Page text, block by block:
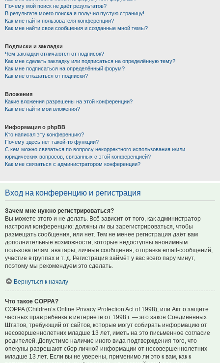
Почему мой поиск не даёт результатов?
В результате моего поиска я получил пустую страницу!
Как мне найти пользователя конференции?
Как мне найти свои сообщения и созданные мной темы?
Подписки и закладки
Чем закладки отличаются от подписок?
Как мне сделать закладку или подписаться на определённую тему?
Как мне подписаться на определённый форум?
Как мне отказаться от подписки?
Вложения
Какие вложения разрешены на этой конференции?
Как мне найти мои вложения?
Информация о phpBB
Кто написал эту конференцию?
Почему здесь нет такой-то функции?
С кем можно связаться по вопросу некорректного использования и/или
юридических вопросов, связанных с этой конференцией?
Как мне связаться с администратором конференции?
Вход на конференцию и регистрация
Зачем мне нужно регистрироваться?
Вы можете этого и не делать. Всё зависит от того, как администратор
настроил конференцию: должны ли вы зарегистрироваться, чтобы
размещать сообщения, или нет. Тем не менее регистрация даёт вам
дополнительные возможности, которые недоступны анонимным
пользователям: аватары, личные сообщения, отправка email-сообщений,
участие в группах и т. д. Регистрация займёт у вас всего пару минут,
поэтому мы рекомендуем это сделать.
Вернуться к началу
Что такое COPPA?
COPPA (Children’s Online Privacy Protection Act of 1998), или Акт о защите
частных прав ребёнка в интернете от 1998 г. — это закон Соединённых
Штатов, требующий от сайтов, которые могут собирать информацию от
несовершеннолетних младше 13 лет, иметь на это письменное согласие
родителей. Допустимо наличие иного вида подтверждения того, что
опекуны разрешают сбор личной информации от несовершеннолетних
младше 13 лет. Если вы не уверены, применимо ли это к вам, как к